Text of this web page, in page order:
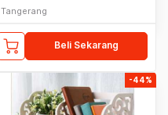
Tangerang
Beli Sekarang
-44%